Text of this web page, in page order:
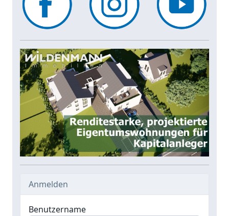
Anmelden
Benutzername